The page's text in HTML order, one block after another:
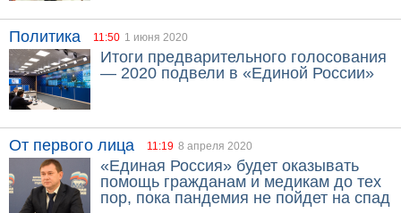
Политика 11:50 1 июня 2020
Итоги предварительного голосования
— 2020 подвели в «Единой России»
От первого лица 11:19 8 апреля 2020
«Единая Россия» будет оказывать
помощь гражданам и медикам до тех
пор, пока пандемия не пойдет на спад